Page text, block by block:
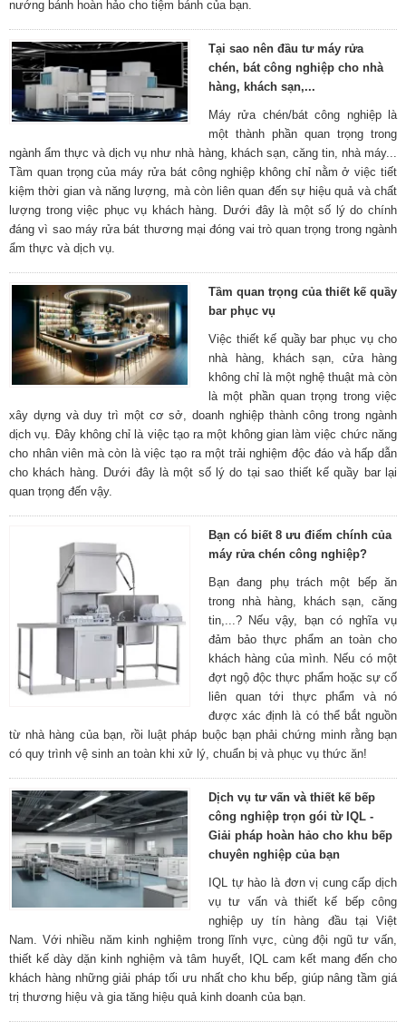
nướng bánh hoàn hảo cho tiệm bánh của bạn.
Tại sao nên đầu tư máy rửa
chén, bát công nghiệp cho nhà
hàng, khách sạn,...
Máy rửa chén/bát công nghiệp là
một thành phần quan trọng trong
ngành ẩm thực và dịch vụ như nhà hàng, khách sạn, căng tin, nhà máy...
Tầm quan trọng của máy rửa bát công nghiệp không chỉ nằm ở việc tiết
kiệm thời gian và năng lượng, mà còn liên quan đến sự hiệu quả và chất
lượng trong việc phục vụ khách hàng. Dưới đây là một số lý do chính
đáng vì sao máy rửa bát thương mại đóng vai trò quan trọng trong ngành
ẩm thực và dịch vụ.
Tầm quan trọng của thiết kế quầy
bar phục vụ
Việc thiết kế quầy bar phục vụ cho
nhà hàng, khách sạn, cửa hàng
không chỉ là một nghệ thuật mà còn
là một phần quan trọng trong việc
xây dựng và duy trì một cơ sở, doanh nghiệp thành công trong ngành
dịch vụ. Đây không chỉ là việc tạo ra một không gian làm việc chức năng
cho nhân viên mà còn là việc tạo ra một trải nghiệm độc đáo và hấp dẫn
cho khách hàng. Dưới đây là một số lý do tại sao thiết kế quầy bar lại
quan trọng đến vậy.
Bạn có biết 8 ưu điểm chính của
máy rửa chén công nghiệp?
Bạn đang phụ trách một bếp ăn
trong nhà hàng, khách sạn, căng
tin,...? Nếu vậy, bạn có nghĩa vụ
đảm bảo thực phẩm an toàn cho
khách hàng của mình. Nếu có một
đợt ngộ độc thực phẩm hoặc sự cố
liên quan tới thực phẩm và nó
được xác định là có thể bắt nguồn
từ nhà hàng của bạn, rồi luật pháp buộc bạn phải chứng minh rằng bạn
có quy trình vệ sinh an toàn khi xử lý, chuẩn bị và phục vụ thức ăn!
Dịch vụ tư vấn và thiết kế bếp
công nghiệp trọn gói từ IQL -
Giải pháp hoàn hảo cho khu bếp
chuyên nghiệp của bạn
IQL tự hào là đơn vị cung cấp dịch
vụ tư vấn và thiết kế bếp công
nghiệp uy tín hàng đầu tại Việt
Nam. Với nhiều năm kinh nghiệm trong lĩnh vực, cùng đội ngũ tư vấn,
thiết kế dày dặn kinh nghiệm và tâm huyết, IQL cam kết mang đến cho
khách hàng những giải pháp tối ưu nhất cho khu bếp, giúp nâng tầm giá
trị thương hiệu và gia tăng hiệu quả kinh doanh của bạn.